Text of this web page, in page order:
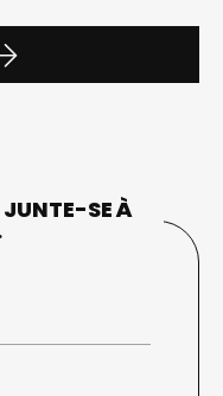
JUNTE-SE À